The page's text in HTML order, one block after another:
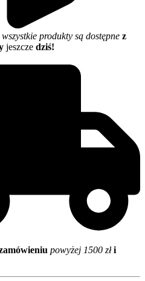
produkty są dostępne z
jeszcze dziś!
powyżej 1500 złi